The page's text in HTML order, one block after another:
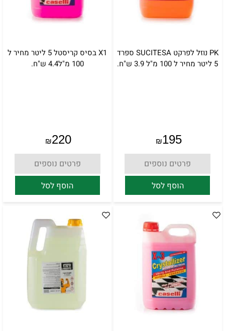
PK נוזל לפרקט SUCITESA ספרד
5 ליטר מחיר ל 100 מ"ל 3.9 ש"ח.
₪195
פרטים נוספים
הוסף לסל
X1 בסיס קריסטל 5 ליטר מחיר ל
100 מ"ל4.4 ש"ח.
₪220
פרטים נוספים
הוסף לסל